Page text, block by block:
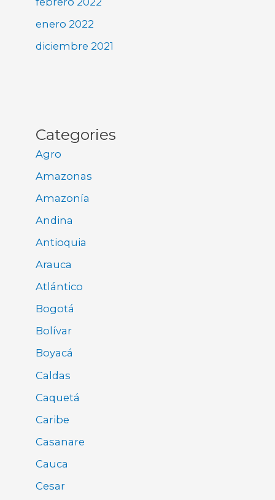
enero 2022
diciembre 2021
Categories
Agro
Amazonas
Amazonía
Andina
Antioquia
Arauca
Atlántico
Bogotá
Bolívar
Boyacá
Caldas
Caquetá
Caribe
Casanare
Cauca
Cesar